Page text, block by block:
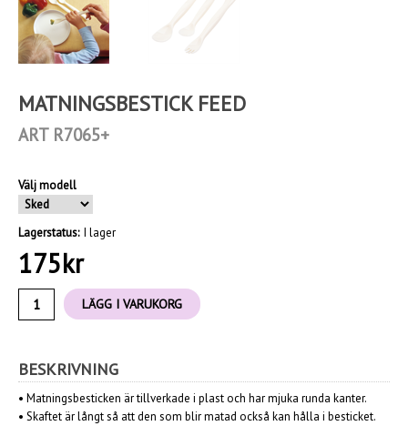
MATNINGSBESTICK FEED
ART R7065+
Välj modell
Lagerstatus: I lager
175kr
LÄGG I VARUKORG
BESKRIVNING
• Matningsbesticken är tillverkade i plast och har mjuka runda kanter.
• Skaftet är långt så att den som blir matad också kan hålla i besticket.